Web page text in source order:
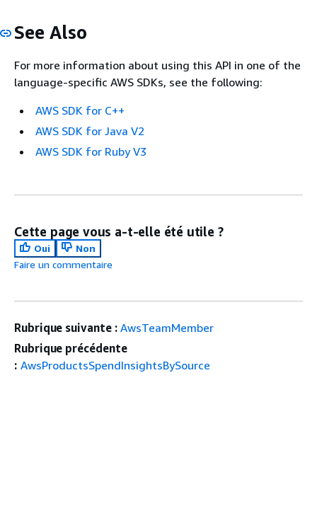
See Also
For more information about using this API in one of the
language-specific AWS SDKs, see the following:
AWS SDK for C++
AWS SDK for Java V2
AWS SDK for Ruby V3
Cette page vous a-t-elle été utile ?
Oui
Non
Faire un commentaire
Rubrique suivante : AwsTeamMember
Rubrique précédente
: AwsProductsSpendInsightsBySource